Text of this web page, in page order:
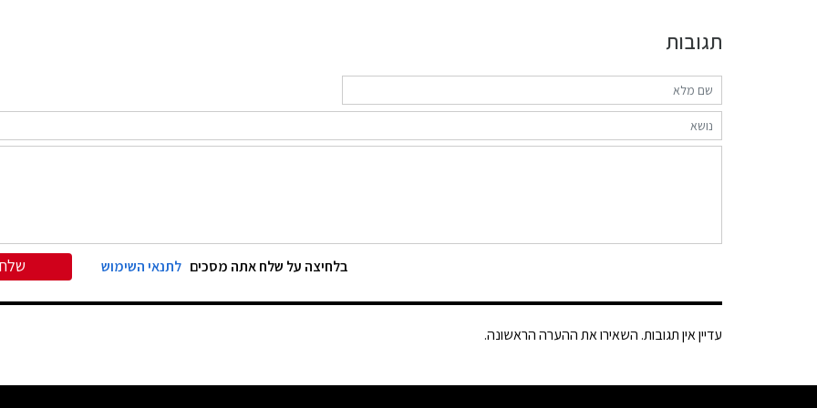
תגובות
בלחיצה על שלח אתה מסכים לתנאי השימוש
עדיין אין תגובות. השאירו את ההערה הראשונה.